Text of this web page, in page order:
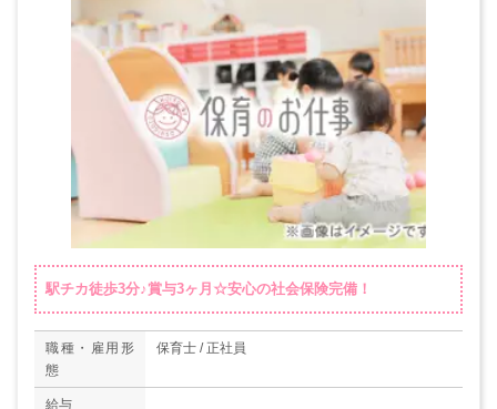
駅チカ徒歩3分♪賞与3ヶ月☆安心の社会保険完備！
職種・雇用形
態
保育士 / 正社員
給与